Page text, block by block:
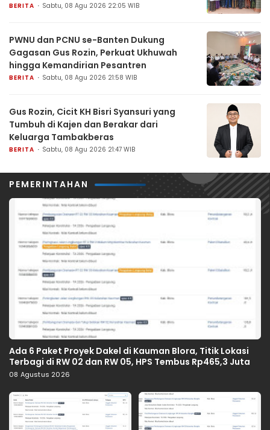
BERITA Sabtu, 08 Agu 2026 22:05 WIB
PWNU dan PCNU se-Banten Dukung
Gagasan Gus Rozin, Perkuat Ukhuwah
hingga Kemandirian Pesantren
BERITA Sabtu, 08 Agu 2026 21:58 WIB
Gus Rozin, Cicit KH Bisri Syansuri yang
Tumbuh di Kajen dan Berakar dari
Keluarga Tambakberas
BERITA Sabtu, 08 Agu 2026 21:47 WIB
PEMERINTAHAN
Ada 6 Paket Proyek Dakel di Kauman Blora, Titik Lokasi
Terbagi di RW 02 dan RW 05, HPS Tembus Rp465,3 Juta
08 Agustus 2026